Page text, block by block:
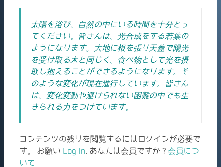
太陽を浴び、自然の中にいる時間を十分とっ
てください。皆さんは、光合成をする若葉の
ようになります。大地に根を張り天蓋で陽光
を受け取る木と同じく、食べ物として光を摂
取し抱えることができるようになります。そ
のような変化が現在進行しています。皆さん
は、変化変動や避けられない困難の中でも生
きられる力をつけています。
コンテンツの残りを閲覧するにはログインが必要で
す。 お願い Log In . あなたは会員ですか ? 会員につ
いて